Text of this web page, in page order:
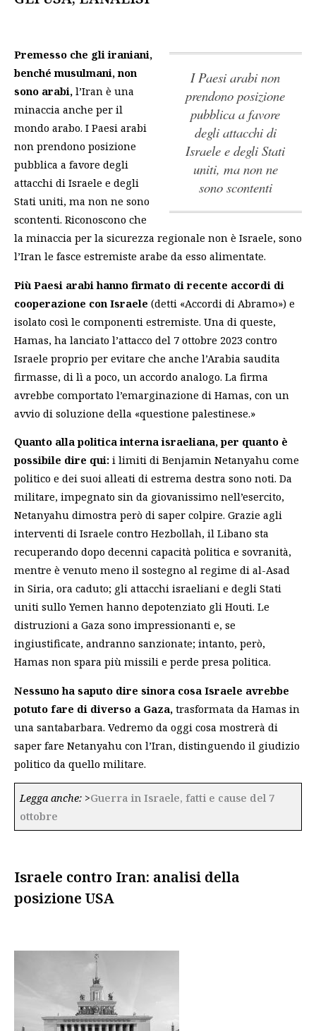
I Paesi arabi non
prendono posizione
pubblica a favore
degli attacchi di
Israele e degli Stati
uniti, ma non ne
sono scontenti
Premesso che gli iraniani,
benché musulmani, non
sono arabi, l’Iran è una
minaccia anche per il
mondo arabo. I Paesi arabi
non prendono posizione
pubblica a favore degli
attacchi di Israele e degli
Stati uniti, ma non ne sono
scontenti. Riconoscono che
la minaccia per la sicurezza regionale non è Israele, sono
l’Iran le fasce estremiste arabe da esso alimentate.
Più Paesi arabi hanno firmato di recente accordi di
cooperazione con Israele (detti «Accordi di Abramo») e
isolato così le componenti estremiste. Una di queste,
Hamas, ha lanciato l’attacco del 7 ottobre 2023 contro
Israele proprio per evitare che anche l’Arabia saudita
firmasse, di lì a poco, un accordo analogo. La firma
avrebbe comportato l’emarginazione di Hamas, con un
avvio di soluzione della «questione palestinese.»
Quanto alla politica interna israeliana, per quanto è
possibile dire qui: i limiti di Benjamin Netanyahu come
politico e dei suoi alleati di estrema destra sono noti. Da
militare, impegnato sin da giovanissimo nell’esercito,
Netanyahu dimostra però di saper colpire. Grazie agli
interventi di Israele contro Hezbollah, il Libano sta
recuperando dopo decenni capacità politica e sovranità,
mentre è venuto meno il sostegno al regime di al-Asad
in Siria, ora caduto; gli attacchi israeliani e degli Stati
uniti sullo Yemen hanno depotenziato gli Houti. Le
distruzioni a Gaza sono impressionanti e, se
ingiustificate, andranno sanzionate; intanto, però,
Hamas non spara più missili e perde presa politica.
Nessuno ha saputo dire sinora cosa Israele avrebbe
potuto fare di diverso a Gaza, trasformata da Hamas in
una santabarbara. Vedremo da oggi cosa mostrerà di
saper fare Netanyahu con l’Iran, distinguendo il giudizio
politico da quello militare.
Legga anche: >Guerra in Israele, fatti e cause del 7
ottobre
Israele contro Iran: analisi della
posizione USA